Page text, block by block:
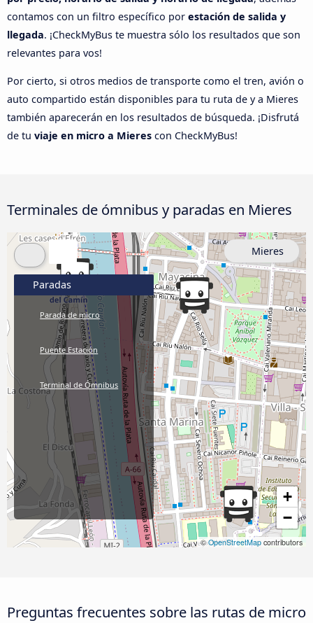
contamos con un filtro específico por estación de salida y
llegada. ¡CheckMyBus te muestra sólo los resultados que son
relevantes para vos!
Por cierto, si otros medios de transporte como el tren, avión o
auto compartido están disponibles para tu ruta de y a Mieres
también aparecerán en los resultados de búsqueda. ¡Disfrutá
de tu viaje en micro a Mieres con CheckMyBus!
Terminales de ómnibus y paradas en Mieres
+
−
©OpenStreetMap contributors
Paradas
Parada de micro
Puente Estación
Terminal de Ómnibus
Mieres
Preguntas frecuentes sobre las rutas de micro